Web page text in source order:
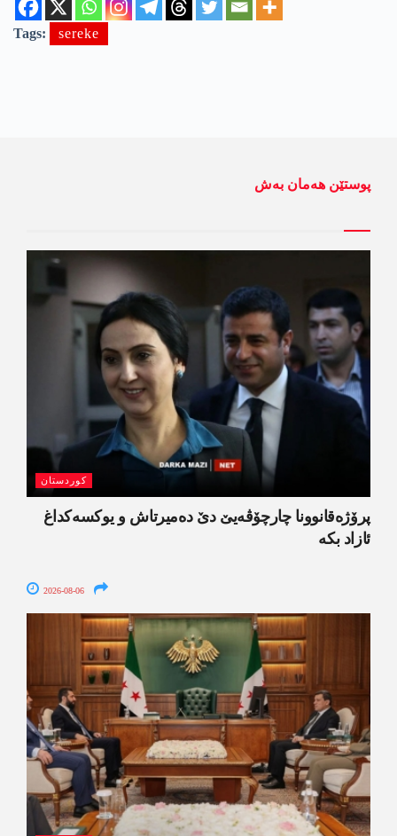
Tags: sereke
پوستێن ھەمان بەش
کوردستان
پرۆژەقانوونا چارچۆڤەیێ دێ دەمیرتاش و یوکسەکداغ
ئازاد بکە
2026-08-06